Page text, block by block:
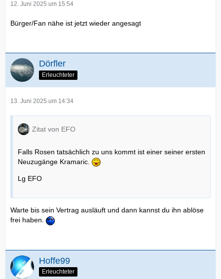
12. Juni 2025 um 15:54
Bürger/Fan nähe ist jetzt wieder angesagt
Dörfler
Erleuchteter
13. Juni 2025 um 14:34
Zitat von EFO
Falls Rosen tatsächlich zu uns kommt ist einer seiner ersten
Neuzugänge Kramaric.
Lg EFO
Warte bis sein Vertrag ausläuft und dann kannst du ihn ablöse
frei haben.
Hoffe99
Erleuchteter